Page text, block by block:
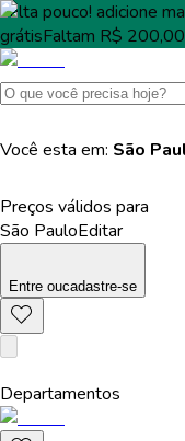
Falta pouco! adicione
grátisFaltam R$ 200,00
Você esta em: São
Preços válidos para
São PauloEditar
Entre oucadastre-se
Departamentos